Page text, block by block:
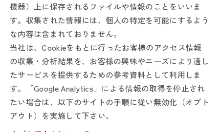
機器）上に保存されるファイルや情報のことをいいま
す。収集された情報には、個人の特定を可能にするよう
な内容は含まれておりません。
当社は、Cookieをもとに行ったお客様のアクセス情報
の収集・分析結果を、お客様の興味やニーズにより適し
たサービスを提供するための参考資料として利用しま
す。「Google Analytics」による情報の取得を停止され
たい場合は、以下のサイトの手順に従い無効化（オプト
アウト）を実施して下さい。